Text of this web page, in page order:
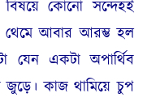
কোনো সন্দেহই
থেমে আবার আরম্ভ হল
যেন একটা অপার্থিব
জুড়ে। কাজ থামিয়ে চুপ